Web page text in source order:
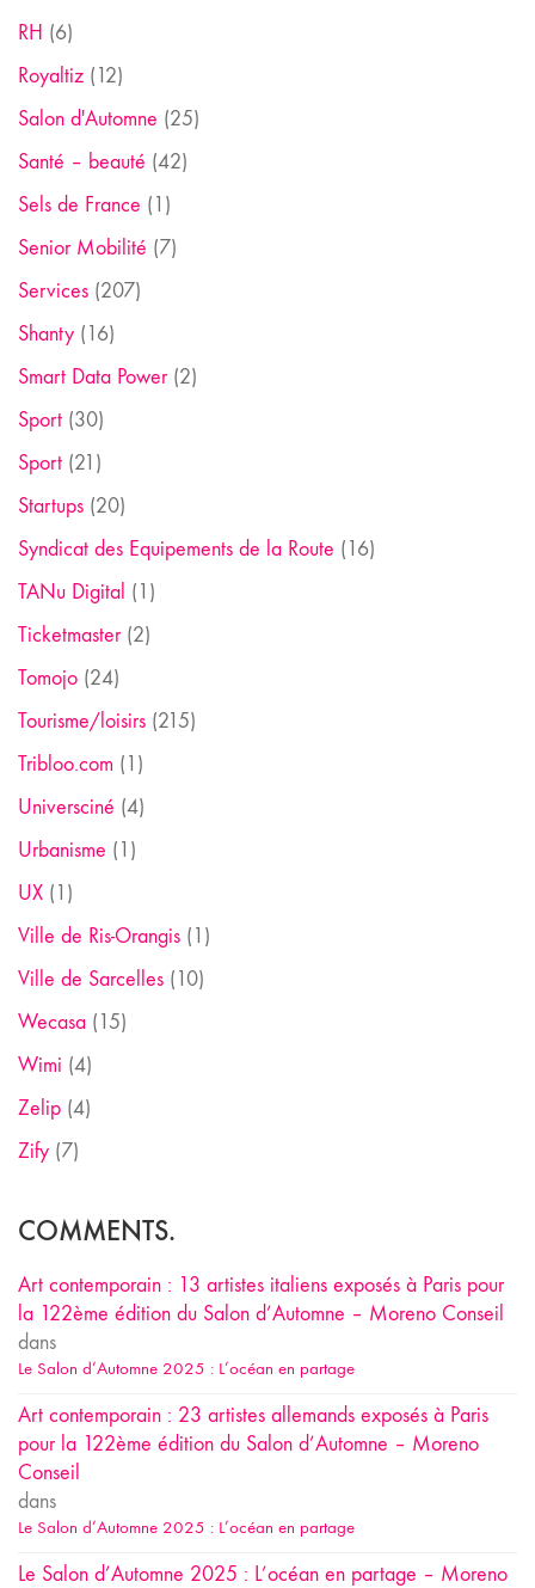
RH (6)
Royaltiz (12)
Salon d'Automne (25)
Santé – beauté (42)
Sels de France (1)
Senior Mobilité (7)
Services (207)
Shanty (16)
Smart Data Power(2)
Sport (30)
Sport (21)
Startups (20)
Syndicat des Equipements de la Route (16)
TANu Digital (1)
Ticketmaster(2)
Tomojo (24)
Tourisme/loisirs (215)
Tribloo.com (1)
Universciné (4)
Urbanisme (1)
UX (1)
Ville de Ris-Orangis (1)
Ville de Sarcelles (10)
Wecasa (15)
Wimi (4)
Zelip (4)
Zify (7)
COMMENTS.
Art contemporain : 13 artistes italiens exposés à Paris pour
la 122ème édition du Salon d’Automne – Moreno Conseil
dans
Le Salon d’Automne 2025 : L’océan en partage
Art contemporain : 23 artistes allemands exposés à Paris
pour la 122ème édition du Salon d’Automne – Moreno
Conseil
dans
Le Salon d’Automne 2025 : L’océan en partage
Le Salon d’Automne 2025 : L’océan en partage – Moreno